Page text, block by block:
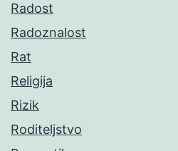
Radost
Radoznalost
Rat
Religija
Rizik
Roditeljstvo